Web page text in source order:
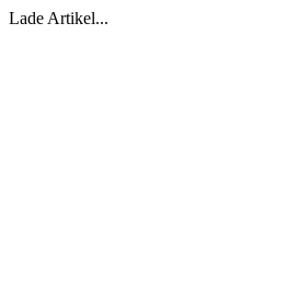
Lade Artikel...